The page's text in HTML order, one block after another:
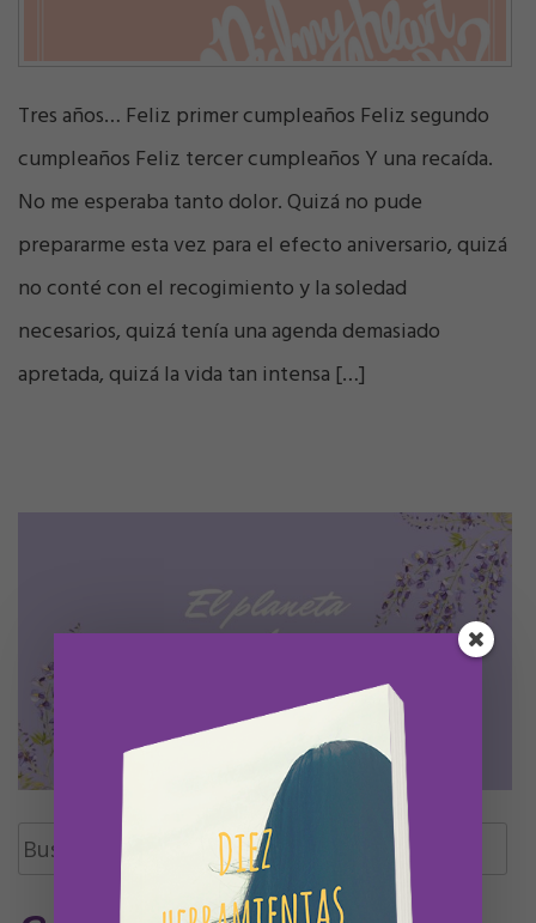
Tres años… Feliz primer cumpleaños Feliz segundo
cumpleaños Feliz tercer cumpleaños Y una recaída.
No me esperaba tanto dolor. Quizá no pude
prepararme esta vez para el efecto aniversario, quizá
no conté con el recogimiento y la soledad
necesarios, quizá tenía una agenda demasiado
apretada, quizá la vida tan intensa […]
Buscar: